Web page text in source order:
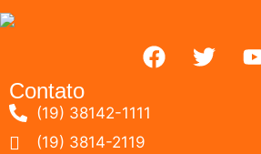
Contato
(19) 38142-1111
(19) 3814-2119